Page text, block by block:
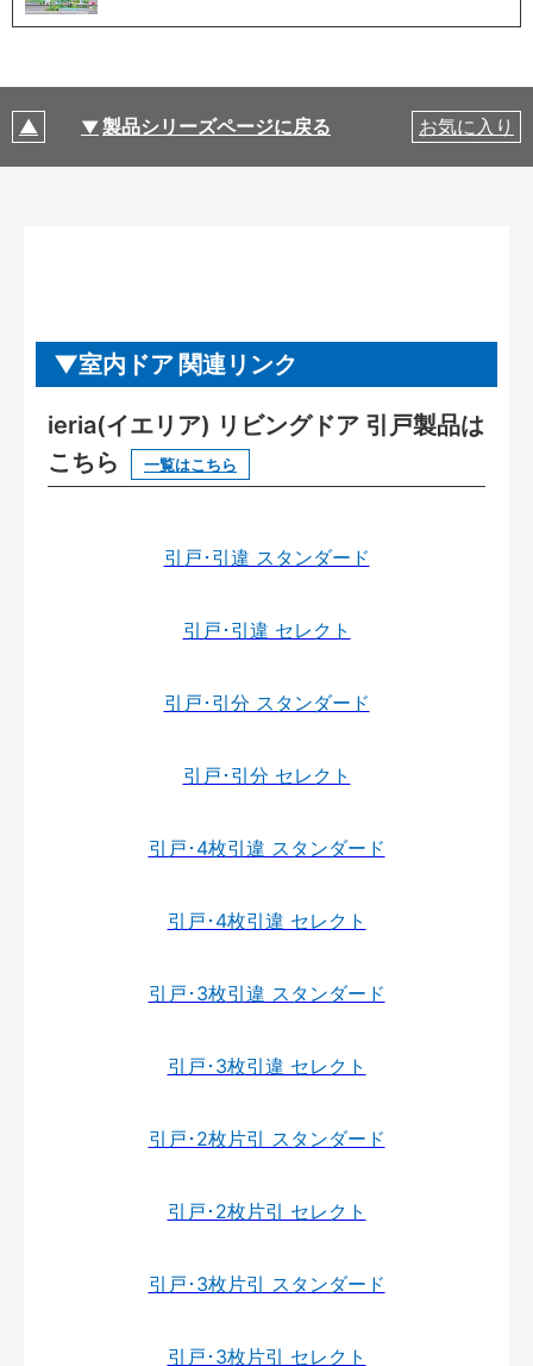
製品シリーズページに戻る お気に入り
室内ドア 関連リンク
ieria(イエリア) リビングドア 引戸製品は
こちら
一覧はこちら
引戸･引違 スタンダード
引戸･引違 セレクト
引戸･引分 スタンダード
引戸･引分 セレクト
引戸･4枚引違 スタンダード
引戸･4枚引違 セレクト
引戸･3枚引違 スタンダード
引戸･3枚引違 セレクト
引戸･2枚片引 スタンダード
引戸･2枚片引 セレクト
引戸･3枚片引 スタンダード
引戸･3枚片引 セレクト